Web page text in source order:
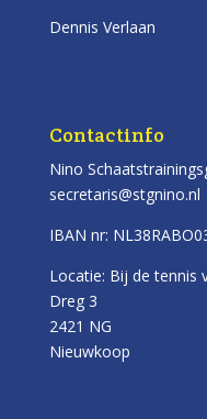
Dennis Verlaan
Contactinfo
Nino
secretaris@stgnino.nl
IBAN nr:
Locatie: Bij de tennis
Dreg 3
2421 NG
Nieuwkoop